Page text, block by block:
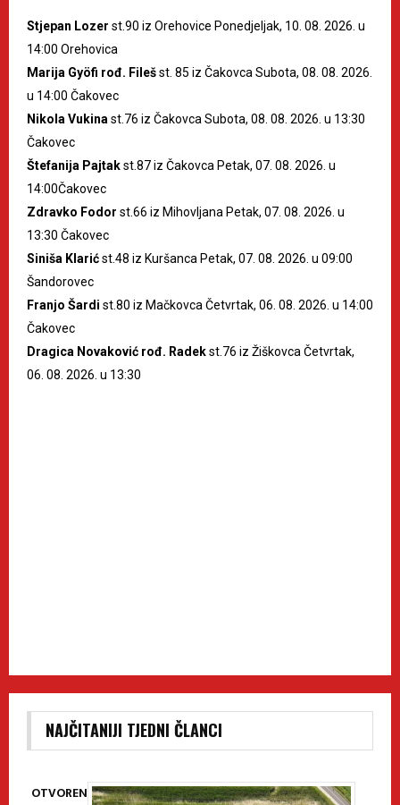
Stjepan Lozer st.90 iz Orehovice Ponedjeljak, 10. 08. 2026. u
14:00 Orehovica
Marija Gyöfi rođ. Filešst. 85 iz Čakovca Subota, 08. 08. 2026.
u 14:00 Čakovec
Nikola Vukina st.76 iz Čakovca Subota, 08. 08. 2026. u 13:30
Čakovec
Štefanija Pajtakst.87 iz Čakovca Petak, 07. 08. 2026. u
14:00Čakovec
Zdravko Fodor st.66 iz Mihovljana Petak, 07. 08. 2026. u
13:30 Čakovec
Siniša Klarićst.48 iz Kuršanca Petak, 07. 08. 2026. u 09:00
Šandorovec
Franjo Šardi st.80 iz Mačkovca Četvrtak, 06. 08. 2026. u 14:00
Čakovec
Dragica Novaković rođ. Radekst.76 iz Žiškovca Četvrtak,
06. 08. 2026. u 13:30
NAJČITANIJI TJEDNI ČLANCI
OTVOREN